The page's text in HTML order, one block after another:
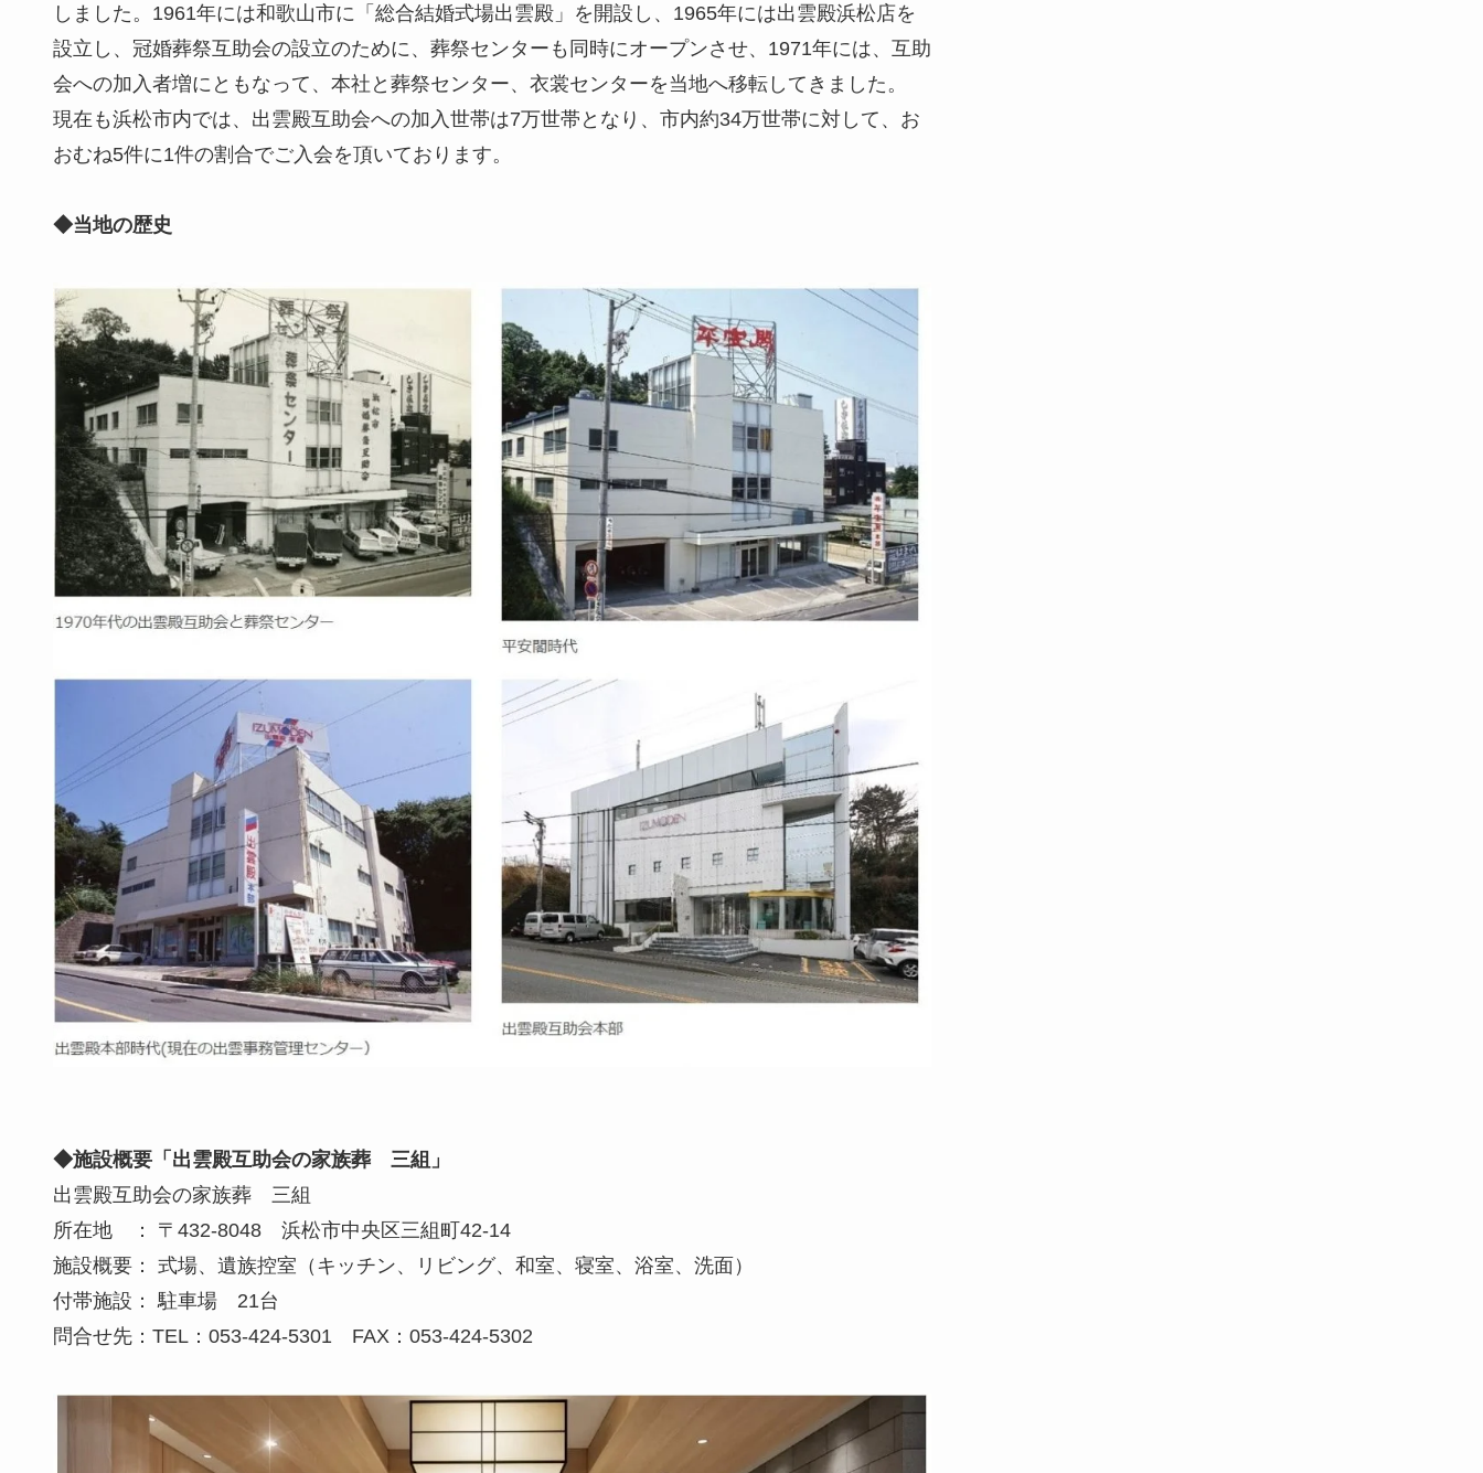
しました。1961年には和歌山市に「総合結婚式場出雲殿」を開設し、1965年には出雲殿浜松店を
設立し、冠婚葬祭互助会の設立のために、葬祭センターも同時にオープンさせ、1971年には、互助
会への加入者増にともなって、本社と葬祭センター、衣裳センターを当地へ移転してきました。
現在も浜松市内では、出雲殿互助会への加入世帯は7万世帯となり、市内約34万世帯に対して、お
おむね5件に1件の割合でご入会を頂いております。
◆当地の歴史
◆施設概要「出雲殿互助会の家族葬 三組」
出雲殿互助会の家族葬 三組
所在地 ： 〒432-8048 浜松市中央区三組町42-14
施設概要： 式場、遺族控室（キッチン、リビング、和室、寝室、浴室、洗面）
付帯施設： 駐車場 21台
問合せ先：TEL：053-424-5301 FAX：053-424-5302